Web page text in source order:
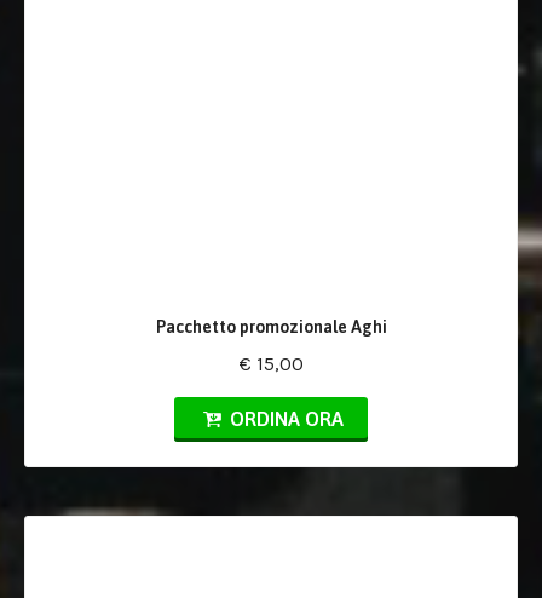
Pacchetto promozionale Aghi
€ 15,00
ORDINA ORA